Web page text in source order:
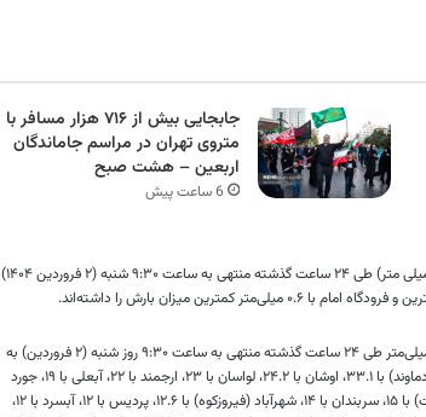
جابجایی بیش از ۷۱۶ هزار مسافر با
متروی تهران در مراسم جاماندگان
اربعین – هشت صبح
6 ساعت پیش
گزارشات موجود از مقادیر بارش (بر حسب میلی متر) طی ۲۴ ساعت گذشته منتهی به ساعت ۹:۳۰ شنبه (۲ فروردین ۱۴۰۴)
بر اساس این گزارش، جزئیات میزان بارش ایستگاه‌های هواشناسی بر مبنای میلی‌متر طی ۲۴ ساعت گذشته منتهی به ساعت ۹:۳۰ روز شنبه (۲ فروردین) به
اوشان با ۲۴.۲، لواسان با ۲۳، ارجمند با ۲۲، آبعلی با ۱۹،
جورد
(شمیرانات) با ۱۵، سربندان با ۱۴، شهرآباد (فیروزکوه) با ۱۲.۶، پردیس با ۱۲، آبسرد با ۱۲،